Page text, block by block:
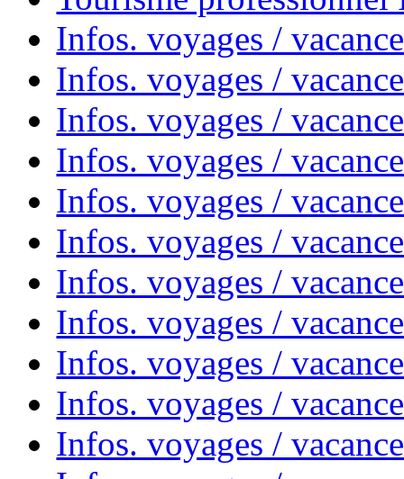
Infos. voyages /
Infos. voyages /
Infos. voyages /
Infos. voyages /
Infos. voyages /
Infos. voyages /
Infos. voyages /
Infos. voyages /
Infos. voyages /
Infos. voyages /
Infos. voyages /